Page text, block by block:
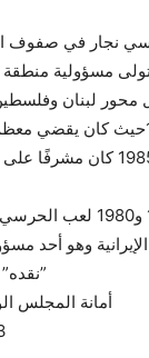
نجار في صفوف
عام 1979 وتولى
لبنان
1982 حتى 1985حيث كان
موقعه لغاية عام 1985
وفي عامي 1979
وهو أحد
أمانة المجلس
23